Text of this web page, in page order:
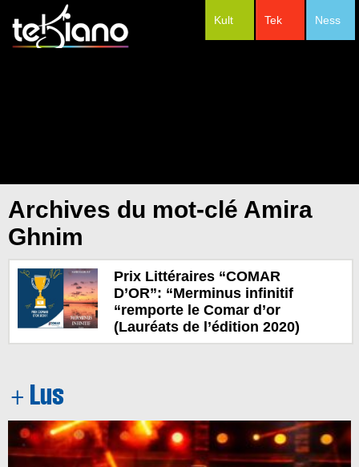
Ness
Tek
Kult
Archives du mot-clé Amira
Ghnim
Prix Littéraires “COMAR
D’OR”: “Merminus infinitif
“remporte le Comar d’or
(Lauréats de l’édition 2020)